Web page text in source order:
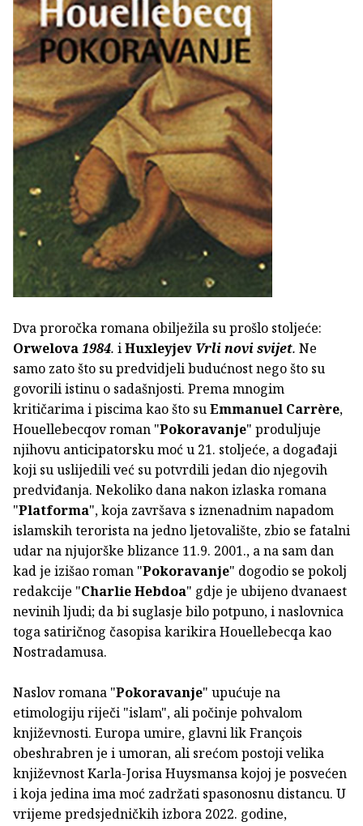
Dva proročka romana obilježila su prošlo stoljeće:
Orwelova1984. iHuxleyjev Vrli novi svijet. Ne
samo zato što su predvidjeli budućnost nego što su
govorili istinu o sadašnjosti. Prema mnogim
kritičarima i piscima kao što suEmmanuel Carrère,
Houellebecqov roman "Pokoravanje" produljuje
njihovu anticipatorsku moć u 21. stoljeće, a događaji
koji su uslijedili već su potvrdili jedan dio njegovih
predviđanja. Nekoliko dana nakon izlaska romana
"Platforma", koja završava s iznenadnim napadom
islamskih terorista na jedno ljetovalište, zbio se fatalni
udar na njujorške blizance 11.9. 2001., a na sam dan
kad je izišao roman "Pokoravanje" dogodio se pokolj
redakcije "Charlie Hebdoa" gdje je ubijeno dvanaest
nevinih ljudi; da bi suglasje bilo potpuno, i naslovnica
toga satiričnog časopisa karikira Houellebecqa kao
Nostradamusa.
Naslov romana "Pokoravanje" upućuje na
etimologiju riječi "islam", ali počinje pohvalom
književnosti. Europa umire, glavni lik François
obeshrabren je i umoran, ali srećom postoji velika
književnost Karla-Jorisa Huysmansa kojoj je posvećen
i koja jedina ima moć zadržati spasonosnu distancu. U
vrijeme predsjedničkih izbora 2022. godine,